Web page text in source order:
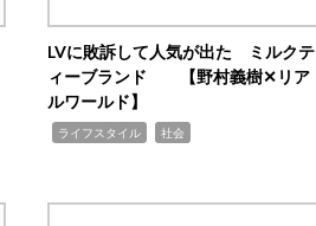
LVに敗訴して人気が出た ミルクテ
ィーブランド 【野村義樹✕リア
ルワールド】
ライフスタイル 社会